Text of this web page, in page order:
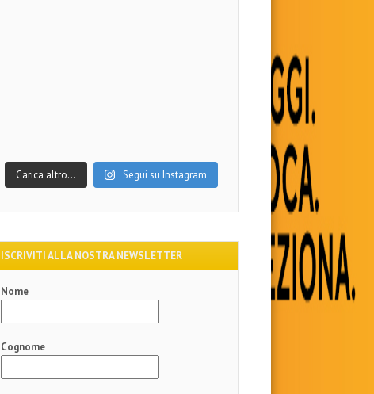
Carica altro… Segui su Instagram
ISCRIVITI ALLA NOSTRA NEWSLETTER
Nome
Cognome